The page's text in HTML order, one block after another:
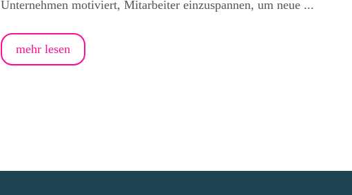
Unternehmen motiviert, Mitarbeiter einzuspannen, um neue ...
mehr lesen